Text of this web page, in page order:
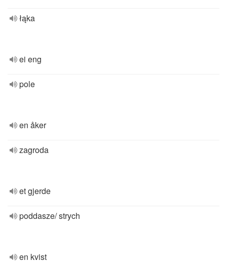
łąka
ei eng
pole
en åker
zagroda
et gjerde
poddasze/ strych
en kvist